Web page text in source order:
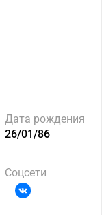
Дата рождения
26/01/86
Соцсети